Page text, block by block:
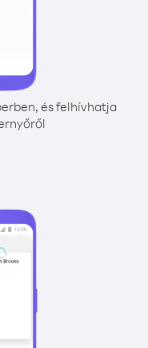
és felhívhatja